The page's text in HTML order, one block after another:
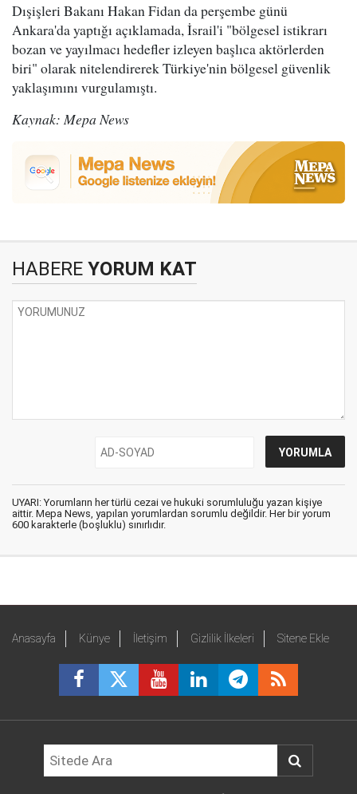
Dışişleri Bakanı Hakan Fidan da perşembe günü
Ankara'da yaptığı açıklamada, İsrail'i "bölgesel istikrarı
bozan ve yayılmacı hedefler izleyen başlıca aktörlerden
biri" olarak nitelendirerek Türkiye'nin bölgesel güvenlik
yaklaşımını vurgulamıştı.
Kaynak: Mepa News
HABERE YORUM KAT
UYARI: Yorumların her türlü cezai ve hukuki sorumluluğu yazan kişiye
aittir. Mepa News, yapılan yorumlardan sorumlu değildir. Her bir yorum
600 karakterle (boşluklu) sınırlıdır.
Anasayfa Künye İletişim Gizlilik İlkeleri Sitene Ekle